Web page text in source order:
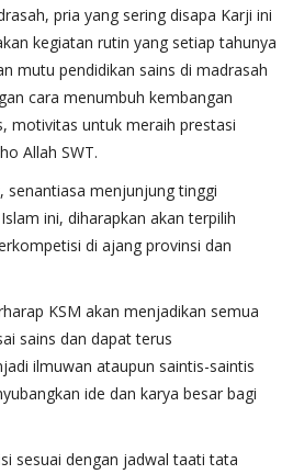
pria yang sering disapa Karji ini
kegiatan rutin yang setiap tahunya
mutu pendidikan sains di madrasah
cara menumbuh kembangan
motivitas untuk meraih prestasi
Allah SWT.
senantiasa menjunjung tinggi
ini, diharapkan akan terpilih
di ajang provinsi dan
KSM akan menjadikan semua
sains dan dapat terus
ilmuwan ataupun saintis-saintis
ide dan karya besar bagi
sesuai dengan jadwal taati tata